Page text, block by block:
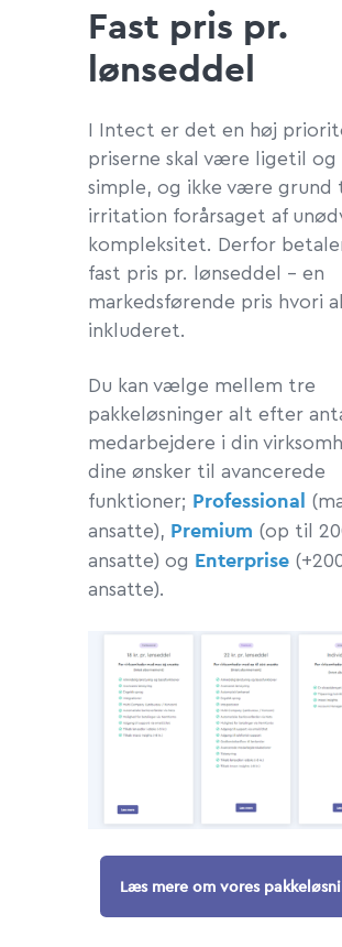
Fast pris pr.
lønseddel
I Intect er det en høj
priserne skal være ligetil og
simple, og ikke være grund
irritation forårsaget af
kompleksitet. Derfor
fast pris pr. lønseddel – en
markedsførende pris hvori
inkluderet.
Du kan vælge mellem tre
pakkeløsninger alt efter
medarbejdere i din
dine ønsker til avancerede
funktioner; Professional
ansatte), Premium (op til
ansatte) og Enterprise
ansatte).
Læs mere om vores